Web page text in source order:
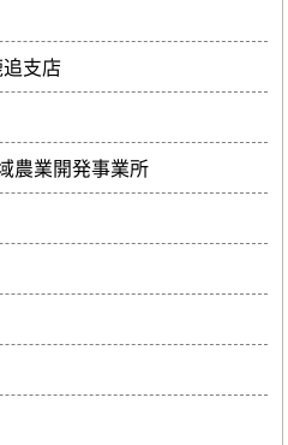
支店
農業開発事業所